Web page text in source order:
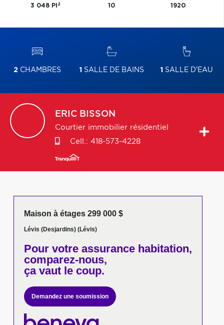
3 048 PI 2
10
1920
2 CHAMBRES 1 SALLE DE BAINS 1 SALLE D'EAU
ERIC BISSON
Courtier immobilier résidentiel
Cell.: 418-573-4228
Maison à étages 299 000 $
Lévis (Desjardins) (Lévis)
Pour votreassurance habitation,
comparez-nous,
ça vaut le coup.
Demandez une soumission